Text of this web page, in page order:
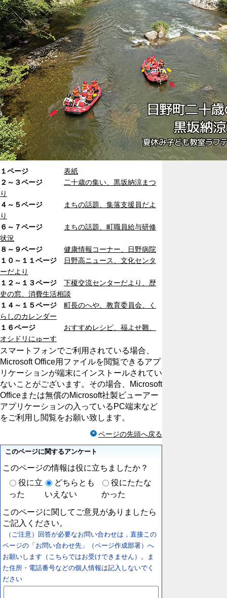
１ページ
表紙
２～３ページ
二十歳の集い、黒坂納涼まつ
り
４～５ページ
まちの話題、集落支援員だよ
り
６～７ページ
まちの話題、町職員給与研修
状況
８～９ページ
健康情報コーナー、日野病院
１０～１１ページ
日野高ニュース、文化センタ
ーだより
１２～１３ページ
下榎交流センターだより、歴
史の窓、消費生活相談
１４～１５ページ
町長のへや、教育委員会、く
らしのカレンダー
１６ページ
おすすめレシピ、福よせ雛、
オシドリにゅーす
スマートフォンでご利用されている場合、
Microsoft Office用ファイルを閲覧できるアプ
リケーションが端末にインストールされてい
ないことがございます。その場合、Microsoft
Officeまたは無償のMicrosoft社製ビューアー
アプリケーションの入っているPC端末など
をご利用し閲覧をお願い致します。
ページの先頭へ戻る
このページに関するアンケート
このページの情報は役に立ちましたか？
役に立
った
どちらとも
いえない
役にたたな
かった
このページに関してご意見がありましたら
ご記入ください。
（ご注意）回答が必要なお問い合わせは，直接この
ページの「お問い合わせ先」（ページ作成部署）へ
お願いします（こちらではお受けできません）。ま
た住所・電話番号などの個人情報は記入しないでく
ださい